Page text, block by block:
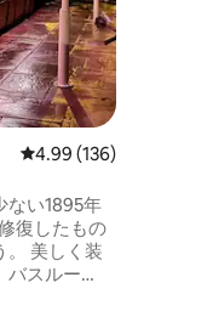
レビュー136件、5つ
4.99 (136)
ない1895年
復したもの
。 美しく装
バスルー
お楽しみ
ただけま